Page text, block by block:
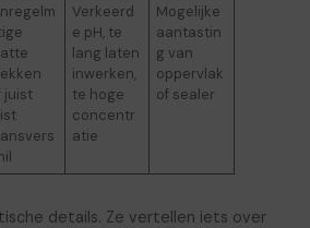
juist
Verkeerd
e pH, te
lang laten
inwerken,
te hoge
concentr
atie
Mogelijke
aantastin
g van
oppervlak
of sealer
details. Ze vertellen iets over